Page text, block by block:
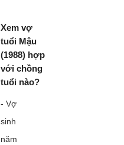
Xem vợ
tuổi Mậu
(1988) hợp
với chồng
tuổi nào?
- Vợ
sinh
năm